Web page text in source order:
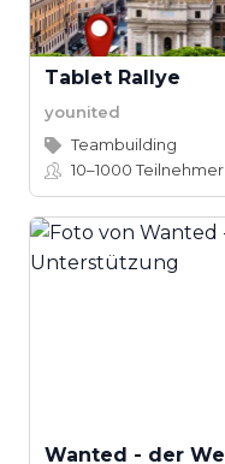
Tablet Rallye
younited
Teambuilding
10–1000Teilnehmer